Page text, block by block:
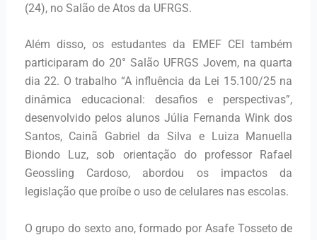
(24), no Salão de Atos da UFRGS.
Além disso, os estudantes da EMEF CEI também
participaram do 20° Salão UFRGS Jovem, na quarta
dia 22. O trabalho “A influência da Lei 15.100/25 na
dinâmica educacional: desafios e perspectivas”,
desenvolvido pelos alunos Júlia Fernanda Wink dos
Santos, Cainã Gabriel da Silva e Luiza Manuella
Biondo Luz, sob orientação do professor Rafael
Geossling Cardoso, abordou os impactos da
legislação que proíbe o uso de celulares nas escolas.
O grupo do sexto ano, formado por Asafe Tosseto de